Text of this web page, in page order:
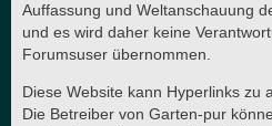
Auffassung und Weltanschauung
und es wird daher keine
Forumsuser übernommen.
Diese Website kann Hyperlinks zu
Die Betreiber von Garten-pur